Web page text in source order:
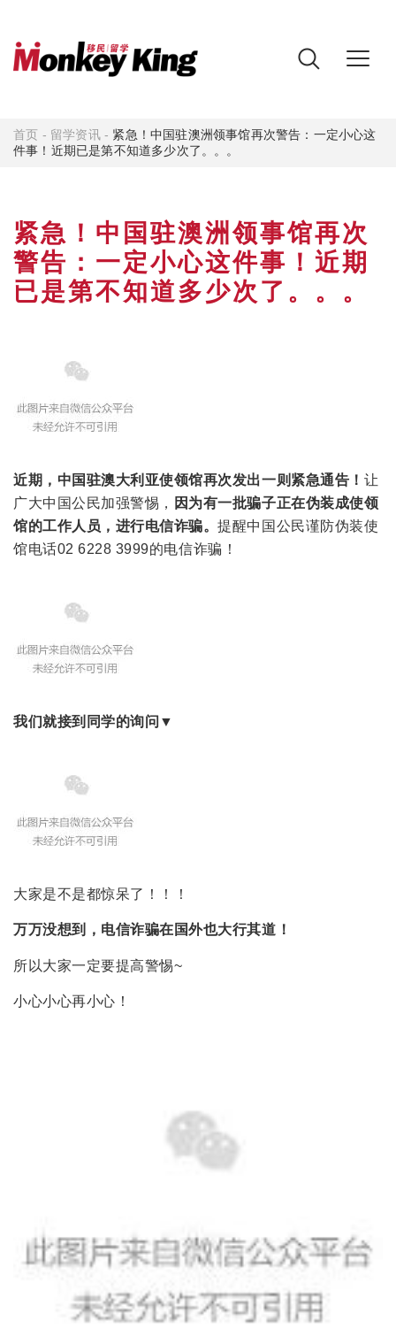
首页 - 留学资讯- 紧急！中国驻澳洲领事馆再次警告：一定小心这
件事！近期已是第不知道多少次了。。。
紧急！中国驻澳洲领事馆再次
警告：一定小心这件事！近期
已是第不知道多少次了。。。
近期，中国驻澳大利亚使领馆再次发出一则紧急通告！ 让
广大中国公民加强警惕，
因为有一批骗子正在伪装成使领
馆的工作人员，进行电信诈骗。提醒中国公民谨防伪装使
馆电话02 6228 3999的电信诈骗！
我们就接到同学的询问 ▼
大家是不是都惊呆了！！！
万万没想到，电信诈骗在国外也大行其道！
所以大家一定要提高警惕~
小心小心再小心！